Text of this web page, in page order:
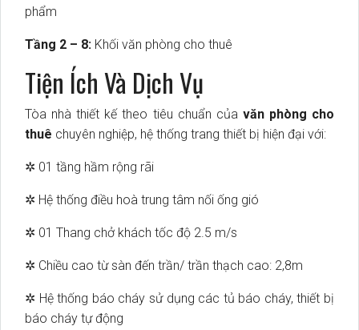
phẩm
Tầng 2 – 8: Khối văn phòng cho thuê
Tiện Ích Và Dịch Vụ
Tòa nhà thiết kế theo tiêu chuẩn củavăn phòng cho
thuê chuyên nghiệp, hệ thống trang thiết bị hiện đại với:
✲ 01 tầng hầm rộng rãi
✲ Hệ thống điều hoà trung tâm nối ống gió
✲ 01 Thang chở khách tốc độ 2.5 m/s
✲ Chiều cao từ sàn đến trần/ trần thạch cao: 2,8m
✲ Hệ thống báo cháy sử dụng các tủ báo cháy, thiết bị
báo cháy tự động